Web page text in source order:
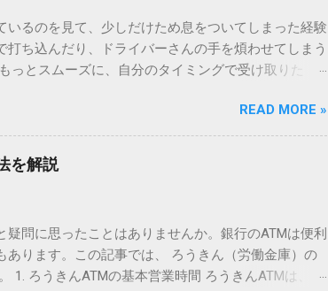
す。パソコン上のすべての文字には、いわば「住
、この住所（コード）を直接指定すれば、確実に呼
字を出す「16進数入力」 最も汎用性が高く、特別な
（例：20BB7）」を把握する。 入力モードを「半
ドの**[Alt]キーを押しながら[X]キー**を押す。 入
記： この方法は、特にMicrosoft Wordで非常に強力
るのを見て、少しだけため息をついてしまった経験
ち込んだり、ドライバーさんの手を煩わせてしまう
とスムーズに、自分のタイミングで受け取りた
を活用するだけで、再配達のストレスは驚くほど軽く
術と、連携による具体的なメリットを徹底解説しま
ず押さえておきたいのが、佐川急便の個人向け無料
アルタイムで管理するための基盤となるサービスで
現在はLINEやアプリと紐付けることで、その利便
LINE連携で「不在連絡票」とおさらばできる理由 日
川急便と連携させると、荷物の受け取り体験が一変
たQRコードを読み取る手間すら、過去のものになり
READ MORE »
を解説
問に思ったことはありませんか。銀行のATMは便利
ります。この記事では、 ろうきん（労働金庫）の
1. ろうきんATMの基本営業時間 ろうきんATMは、利